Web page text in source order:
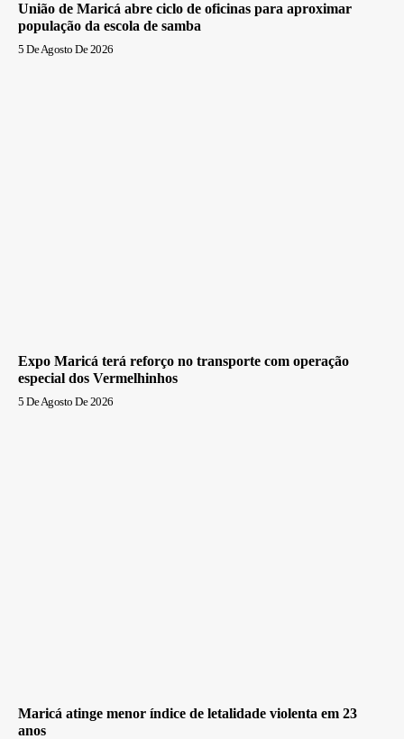
União de Maricá abre ciclo de oficinas para aproximar
população da escola de samba
5 De Agosto De 2026
Expo Maricá terá reforço no transporte com operação
especial dos Vermelhinhos
5 De Agosto De 2026
Maricá atinge menor índice de letalidade violenta em 23
anos